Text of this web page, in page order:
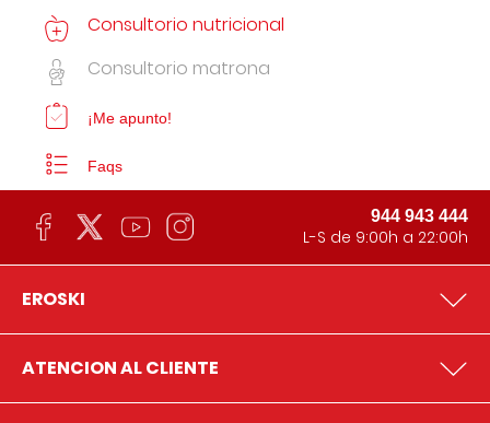
Consultorio nutricional
Consultorio matrona
¡Me apunto!
Faqs
944 943 444
L-S de 9:00h a 22:00h
EROSKI
ATENCION AL CLIENTE